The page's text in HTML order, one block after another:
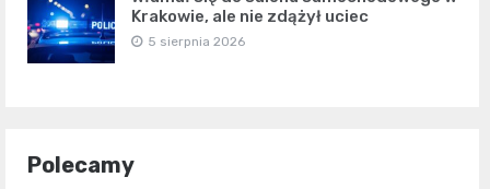
Krakowie, ale nie zdążył uciec
5 sierpnia 2026
Polecamy